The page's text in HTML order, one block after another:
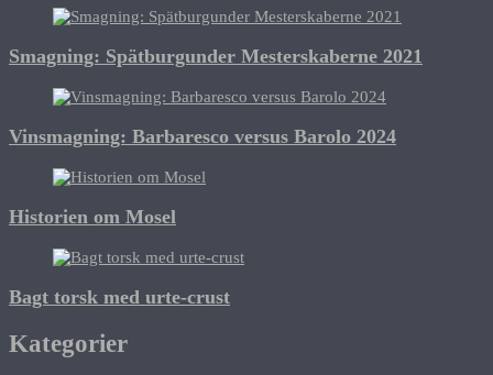
Smagning: Spätburgunder Mesterskaberne 2021
Vinsmagning: Barbaresco versus Barolo 2024
Historien om Mosel
Bagt torsk med urte-crust
Kategorier